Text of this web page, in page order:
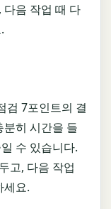
음 작업 때 다
검 7포인트의 결
히 시간을 들
수 있습니다.
고, 다음 작업
세요.